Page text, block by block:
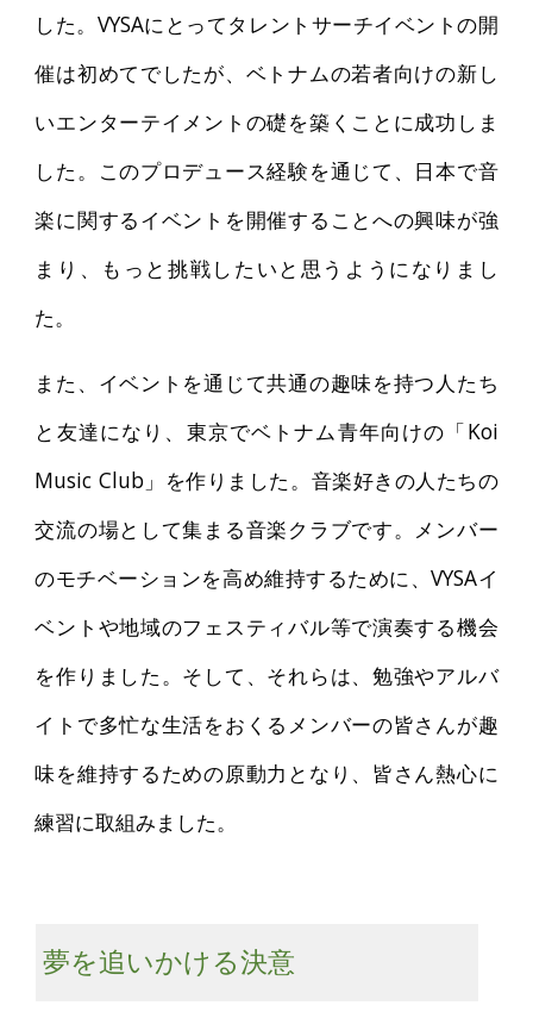
した。VYSAにとってタレントサーチイベントの開
催は初めてでしたが、ベトナムの若者向けの新し
いエンターテイメントの礎を築くことに成功しま
した。このプロデュース経験を通じて、日本で音
楽に関するイベントを開催することへの興味が強
まり、もっと挑戦したいと思うようになりまし
た。
また、イベントを通じて共通の趣味を持つ人たち
と友達になり、東京でベトナム青年向けの「Koi
Music Club」を作りました。音楽好きの人たちの
交流の場として集まる音楽クラブです。メンバー
のモチベーションを高め維持するために、VYSAイ
ベントや地域のフェスティバル等で演奏する機会
を作りました。そして、それらは、勉強やアルバ
イトで多忙な生活をおくるメンバーの皆さんが趣
味を維持するための原動力となり、皆さん熱心に
練習に取組みました。
夢を追いかける決意